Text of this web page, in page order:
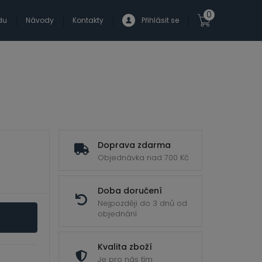
Návody Kontakty Přihlásit se 0
Doprava zdarma
Objednávka nad 700 Kč
Doba doručení
Nejpozději do 3 dnů od
objednání
Kvalita zboží
Je pro nás tím